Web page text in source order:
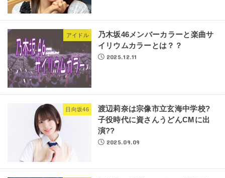
アイドル
乃木坂46メンバーカラーと楽曲サ
イリウムカラーとは？？
2025.12.11
日向坂46
渡辺莉奈は宗像市立玄海中学校?
子役時代に資さんうどんCMに出
演??
2025.09.09